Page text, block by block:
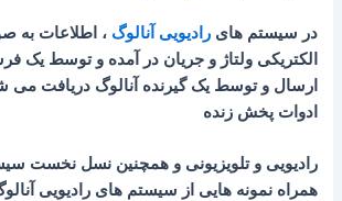
در سیستم هایرادیویی آنالوگ ، اطلاعات به
الکتریکی ولتاژ و جریان در آمده و توسط یک
ارسال و توسط یک گیرنده آنالوگ دریافت می
ادوات پخش زنده
رادیویی و تلویزیونی و همچنین نسل نخست
همراه نمونه هایی از سیستم های رادیویی